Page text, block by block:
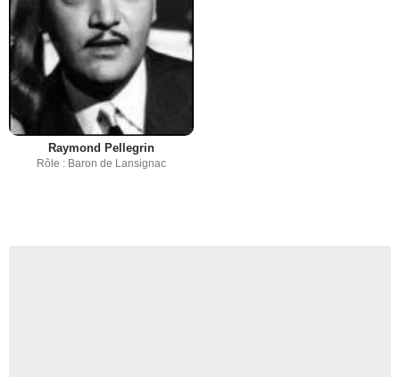
Raymond Pellegrin
Rôle : Baron de Lansignac